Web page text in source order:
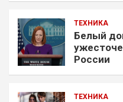
ТЕХНИКА
Белый
России
ТЕХНИКА